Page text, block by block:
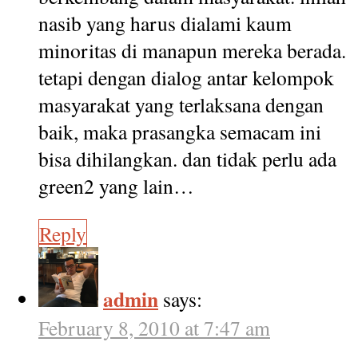
nasib yang harus dialami kaum
minoritas di manapun mereka berada.
tetapi dengan dialog antar kelompok
masyarakat yang terlaksana dengan
baik, maka prasangka semacam ini
bisa dihilangkan. dan tidak perlu ada
green2 yang lain…
Reply
admin says:
February 8, 2010 at 7:47 am